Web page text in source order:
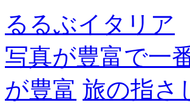
るるぶイタリア
写真が豊富で一
が豊富 旅の指さ